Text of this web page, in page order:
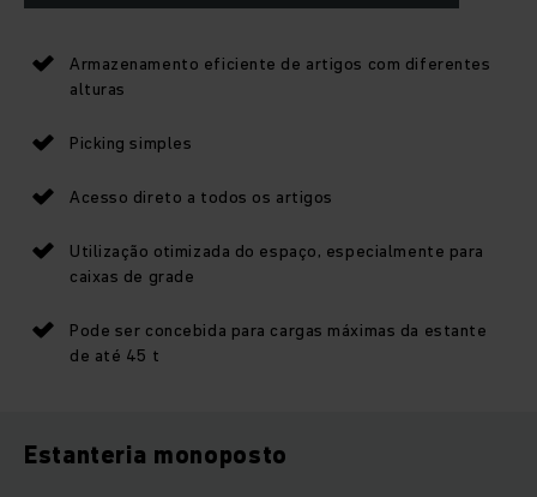
Armazenamento eficiente de artigos com diferentes
alturas
Picking simples
Acesso direto a todos os artigos
Utilização otimizada do espaço, especialmente para
caixas de grade
Pode ser concebida para cargas máximas da estante
de até 45 t
Estanteria monoposto